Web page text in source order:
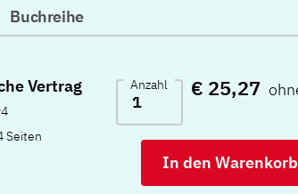
Buchreihe
Vertrag
Seiten
Anzahl € 25,27
In den Warenkorb